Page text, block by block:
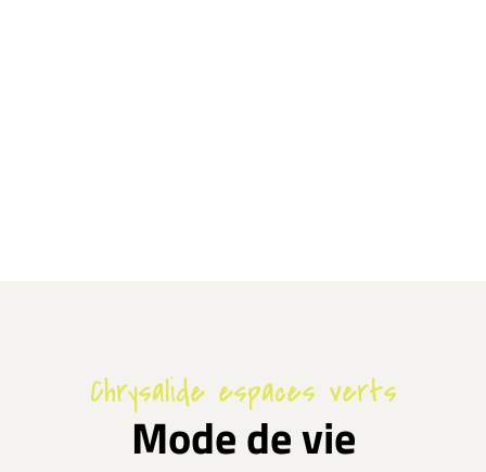
Chrysalide espaces verts
Mode de vie